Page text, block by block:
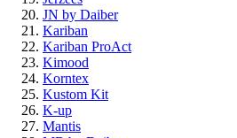
JN by Daiber
Kariban
Kariban ProAct
Kimood
Korntex
Kustom Kit
K-up
Mantis